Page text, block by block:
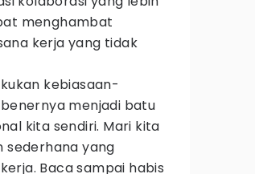
menghambat
kerja yang tidak
kebiasaan-
menjadi batu
kita sendiri. Mari kita
sederhana yang
Baca sampai habis